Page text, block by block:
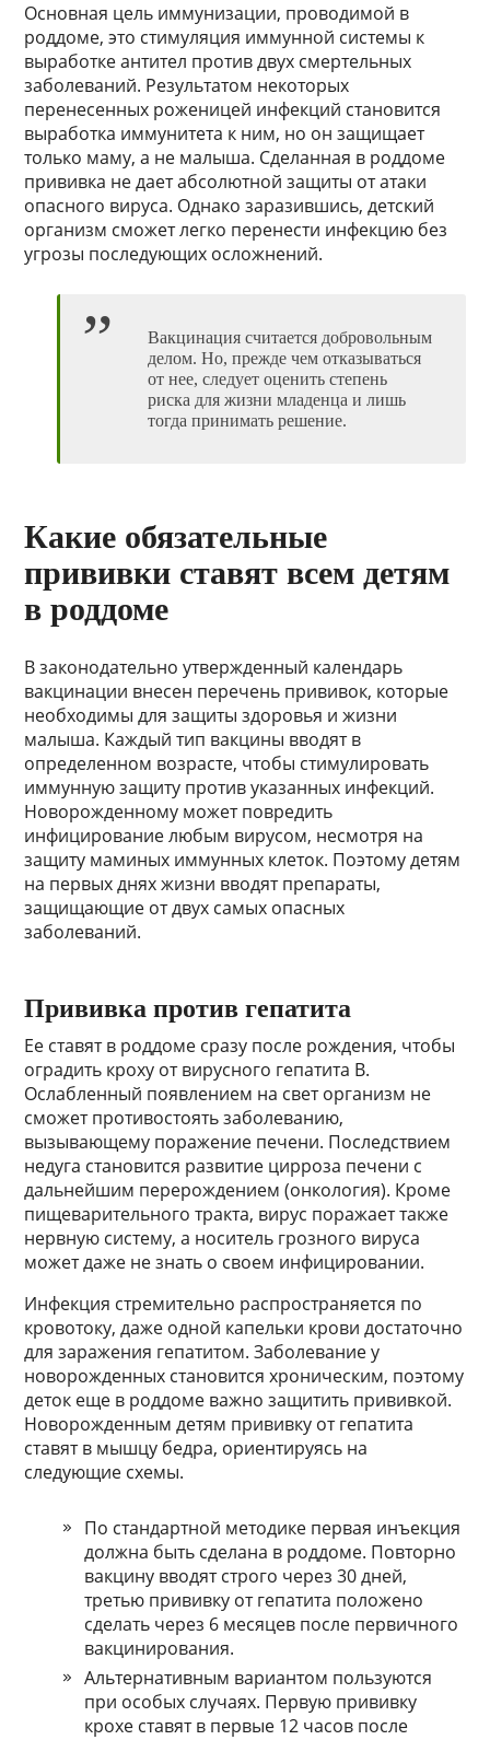
Основная цель иммунизации, проводимой в
роддоме, это стимуляция иммунной системы к
выработке антител против двух смертельных
заболеваний. Результатом некоторых
перенесенных роженицей инфекций становится
выработка иммунитета к ним, но он защищает
только маму, а не малыша. Сделанная в роддоме
прививка не дает абсолютной защиты от атаки
опасного вируса. Однако заразившись, детский
организм сможет легко перенести инфекцию без
угрозы последующих осложнений.
Вакцинация считается добровольным
делом. Но, прежде чем отказываться
от нее, следует оценить степень
риска для жизни младенца и лишь
тогда принимать решение.
Какие обязательные
прививки ставят всем детям
в роддоме
В законодательно утвержденный календарь
вакцинации внесен перечень прививок, которые
необходимы для защиты здоровья и жизни
малыша. Каждый тип вакцины вводят в
определенном возрасте, чтобы стимулировать
иммунную защиту против указанных инфекций.
Новорожденному может повредить
инфицирование любым вирусом, несмотря на
защиту маминых иммунных клеток. Поэтому детям
на первых днях жизни вводят препараты,
защищающие от двух самых опасных
заболеваний.
Прививка против гепатита
Ее ставят в роддоме сразу после рождения, чтобы
оградить кроху от вирусного гепатита В.
Ослабленный появлением на свет организм не
сможет противостоять заболеванию,
вызывающему поражение печени. Последствием
недуга становится развитие цирроза печени с
дальнейшим перерождением (онкология). Кроме
пищеварительного тракта, вирус поражает также
нервную систему, а носитель грозного вируса
может даже не знать о своем инфицировании.
Инфекция стремительно распространяется по
кровотоку, даже одной капельки крови достаточно
для заражения гепатитом. Заболевание у
новорожденных становится хроническим, поэтому
деток еще в роддоме важно защитить прививкой.
Новорожденным детям прививку от гепатита
ставят в мышцу бедра, ориентируясь на
следующие схемы.
По стандартной методике первая инъекция
должна быть сделана в роддоме. Повторно
вакцину вводят строго через 30 дней,
третью прививку от гепатита положено
сделать через 6 месяцев после первичного
вакцинирования.
Альтернативным вариантом пользуются
при особых случаях. Первую прививку
крохе ставят в первые 12 часов после